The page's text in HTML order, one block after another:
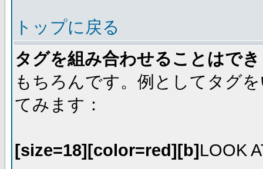
トップに戻る
タグを組み合わせることはで
もちろんです。例としてタグ
てみます：
[size=18][color=red][b]LOOK